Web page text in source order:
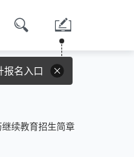
报名入口
续教育招生简章